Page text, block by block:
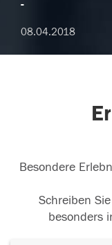
08.04.2018
Besondere
Schreiben
besonders